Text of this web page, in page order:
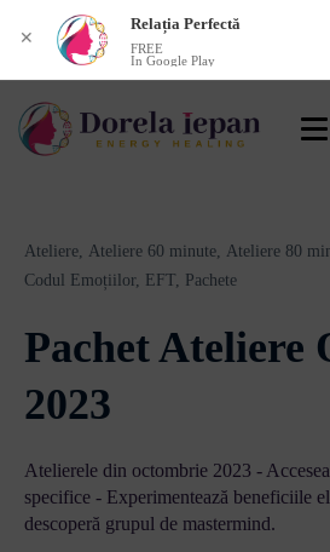
Ateliere, Ateliere 60 minute, Ateliere 80
Codul Emoțiilor, EFT, Pachete
Pachet Ateliere
2023
Atelierele din octombrie 2023 -
specifice - Experimentează beneficiile
descoperă grupul de mastermind.
✕
Relația Perfectă
FREE
In Google Play